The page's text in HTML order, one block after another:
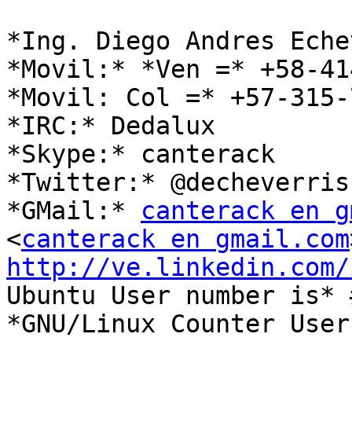
*Ing. Diego Andres
*Movil:* *Ven =* +58-
*Movil: Col =* +57-315-
*IRC:* Dedalux
*Skype:* canterack
*Twitter:* @decheverris
*GMail:* canterack en
<canterack en gmail.com
http://
Ubuntu User number is*
*GNU/Linux Counter